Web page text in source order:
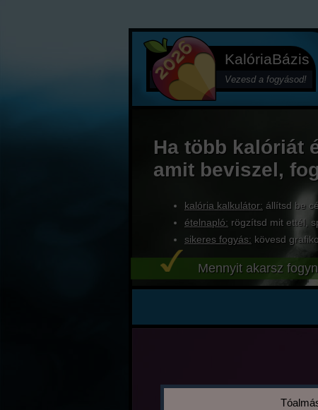
KalóriaBázis
Vezesd a fogyásod!
Ha több kalóriát
amit beviszel,
kalória kalkulátor: állítsd be
ételnapló: rögzítsd mit ettél,
sikeres fogyás: kövesd
Mennyit akarsz